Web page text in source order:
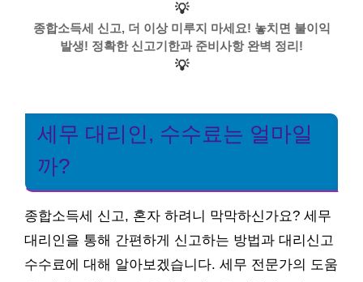
💡
종합소득세 신고, 더 이상 미루지 마세요! 놓치면 불이익
발생! 정확한 신고기한과 준비사항 완벽 정리!
💡
세무 대리인, 수수료는 얼마일
까?
종합소득세 신고, 혼자 하려니 막막하신가요? 세무
대리인을 통해 간편하게 신고하는 방법과 대리신고
수수료에 대해 알아보겠습니다. 세무 전문가의 도움